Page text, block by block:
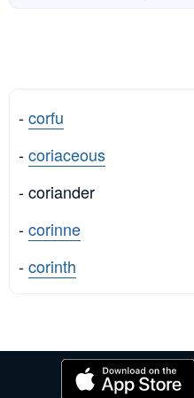
-corfu
-coriaceous
- coriander
-corinne
-corinth